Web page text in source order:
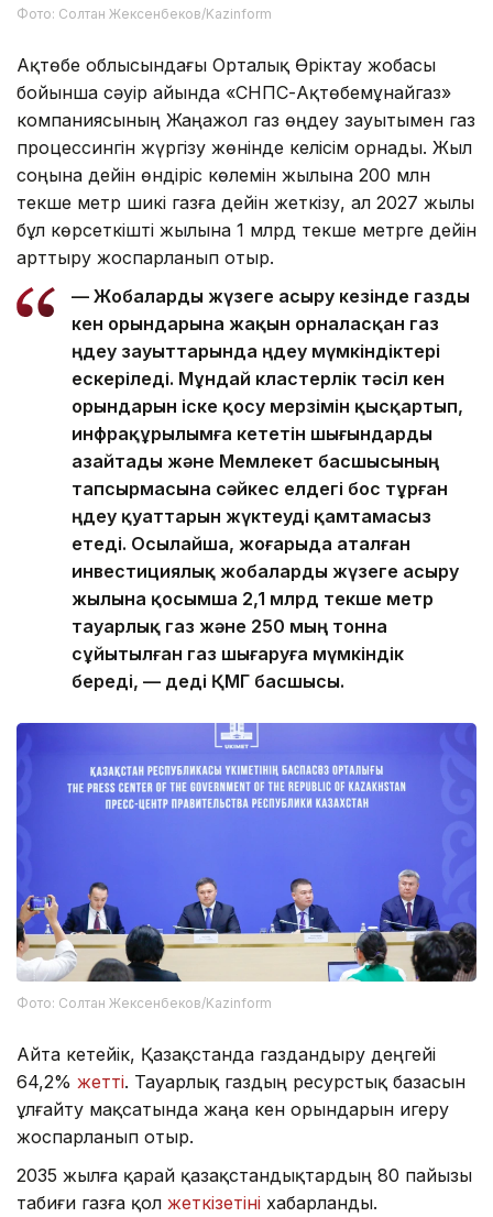
Фото: Солтан Жексенбеков/Kazinform
Ақтөбе облысындағы Орталық Өріктау жобасы
бойынша сәуір айында «СНПС-Ақтөбемұнайгаз»
компаниясының Жаңажол газ өңдеу зауытымен газ
процессингін жүргізу жөнінде келісім орнады. Жыл
соңына дейін өндіріс көлемін жылына 200 млн
текше метр шикі газға дейін жеткізу, ал 2027 жылы
бұл көрсеткішті жылына 1 млрд текше метрге дейін
арттыру жоспарланып отыр.
— Жобаларды жүзеге асыру кезінде газды
кен орындарына жақын орналасқан газ
өңдеу зауыттарында өңдеу мүмкіндіктері
ескеріледі. Мұндай кластерлік тәсіл кен
орындарын іске қосу мерзімін қысқартып,
инфрақұрылымға кететін шығындарды
азайтады және Мемлекет басшысының
тапсырмасына сәйкес елдегі бос тұрған
өңдеу қуаттарын жүктеуді қамтамасыз
етеді. Осылайша, жоғарыда аталған
инвестициялық жобаларды жүзеге асыру
жылына қосымша 2,1 млрд текше метр
тауарлық газ және 250 мың тонна
сұйытылған газ шығаруға мүмкіндік
береді, — деді ҚМГ басшысы.
Фото: Солтан Жексенбеков/Kazinform
Айта кетейік, Қазақстанда газдандыру деңгейі
64,2% жетті. Тауарлық газдың ресурстық базасын
ұлғайту мақсатында жаңа кен орындарын игеру
жоспарланып отыр.
2035 жылға қарай қазақстандықтардың 80 пайызы
табиғи газға қол жеткізетіні хабарланды.